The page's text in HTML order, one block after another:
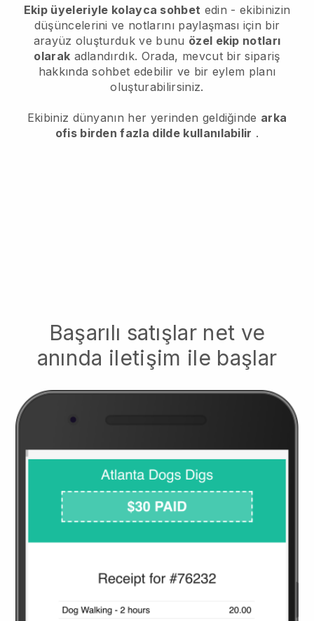
Ekip üyeleriyle kolayca sohbet edin - ekibinizin
düşüncelerini ve notlarını paylaşması için bir
arayüz oluşturduk ve bunu özel ekip notları
olarak adlandırdık. Orada, mevcut bir sipariş
hakkında sohbet edebilir ve bir eylem planı
oluşturabilirsiniz.
Ekibiniz dünyanın her yerinden geldiğinde arka
ofis birden fazla dilde kullanılabilir .
Başarılı satışlar net ve
anında iletişim ile başlar